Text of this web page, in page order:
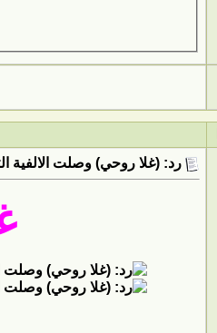
رد: (غلا روحي) وصلت الالفية